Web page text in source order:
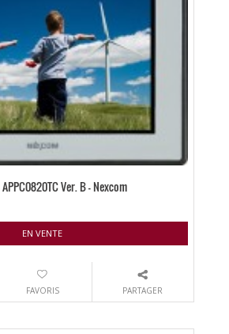
APPC0820TC Ver. B – Nexcom
EN VENTE
FAVORIS PARTAGER